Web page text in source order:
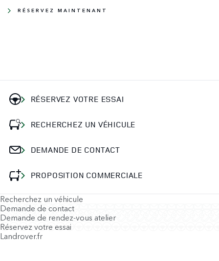
RÉSERVEZ MAINTENANT
RÉSERVEZ VOTRE ESSAI
RECHERCHEZ UN VÉHICULE
DEMANDE DE CONTACT
PROPOSITION COMMERCIALE
Recherchez un véhicule
Demande de contact
Demande de rendez-vous atelier
Réservez votre essai
Landrover.fr